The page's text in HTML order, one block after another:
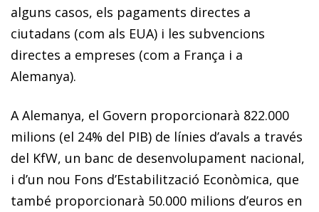
alguns casos, els pagaments directes a
ciutadans (com als EUA) i les subvencions
directes a empreses (com a França i a
Alemanya).
A Alemanya, el Govern proporcionarà 822.000
milions (el 24% del PIB) de línies d’avals a través
del KfW, un banc de desenvolupament nacional,
i d’un nou Fons d’Estabilització Econòmica, que
també proporcionarà 50.000 milions d’euros en